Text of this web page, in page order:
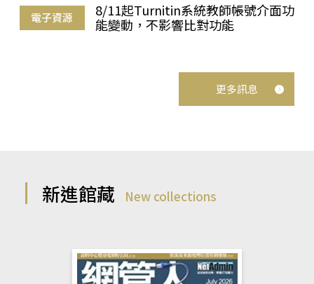
電子資源
8/11起Turnitin系統教師帳號介面功
能變動，不影響比對功能
更多訊息
新進館藏 New collections